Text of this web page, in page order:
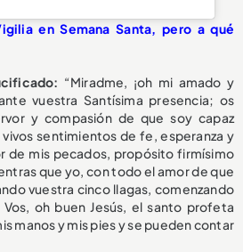
en Semana Santa, pero a qué
“Miradme, ¡oh mi amado y
vuestra Santísima presencia; os
y compasión de que soy capaz
sentimientos de fe, esperanza y
de mis pecados, propósito firmísimo
que yo, con todo el amor de que
vuestra cinco llagas, comenzando
oh buen Jesús, el santo profeta
manos y mis pies y se pueden contar